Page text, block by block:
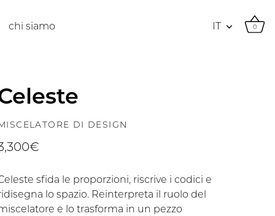
chi siamo Valuta
IT 0
DI DESIGN
sfida le proporzioni, riscrive i codici e
lo spazio. Reinterpreta il ruolo del
e lo trasforma in un pezzo